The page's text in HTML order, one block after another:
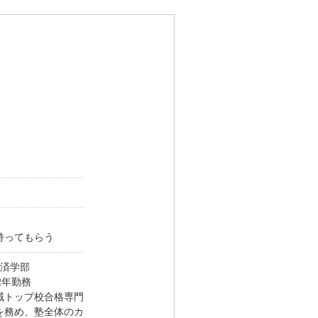
てもらう
学部
勤務
ップ校合格専門
め、塾全体のカ